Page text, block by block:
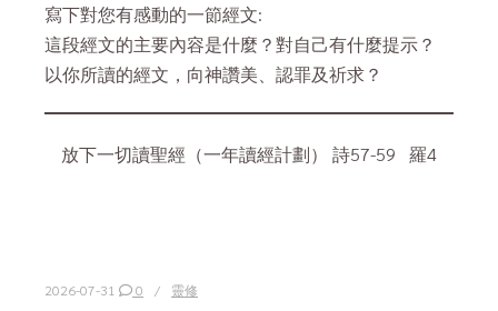
寫下對您有感動的一節經文:
這段經文的主要內容是什麼？對自己有什麼提示？
以你所讀的經文，向神讚美、認罪及祈求？
放下一切讀聖經（一年讀經計劃） 詩57-59 羅4
2026-07-31 0 靈修